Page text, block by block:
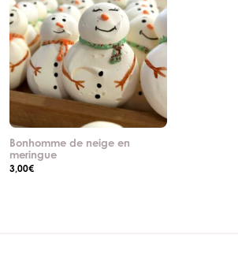
Bonhomme de neige en
meringue
3,00€